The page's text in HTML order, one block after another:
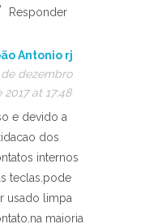
Responder
Antonio rj
de dezembro
2017 at 17:48
e devido a
dos
internos
teclas.pode
usado limpa
maioria